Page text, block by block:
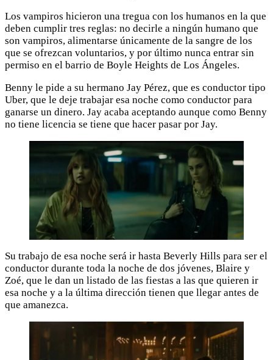
Los vampiros hicieron una tregua con los humanos en la que
deben cumplir tres reglas: no decirle a ningún humano que
son vampiros, alimentarse únicamente de la sangre de los
que se ofrezcan voluntarios, y por último nunca entrar sin
permiso en el barrio de Boyle Heights de Los Ángeles.
Benny le pide a su hermano Jay Pérez, que es conductor tipo
Uber, que le deje trabajar esa noche como conductor para
ganarse un dinero. Jay acaba aceptando aunque como Benny
no tiene licencia se tiene que hacer pasar por Jay.
Su trabajo de esa noche será ir hasta Beverly Hills para ser el
conductor durante toda la noche de dos jóvenes, Blaire y
Zoé, que le dan un listado de las fiestas a las que quieren ir
esa noche y a la última dirección tienen que llegar antes de
que amanezca.